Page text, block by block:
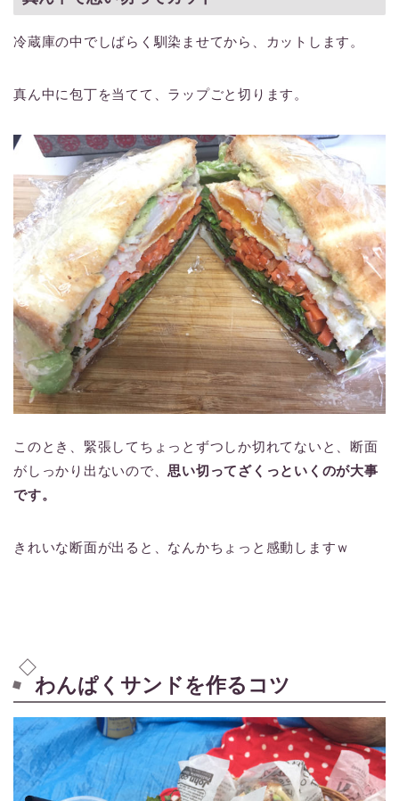
冷蔵庫の中でしばらく馴染ませてから、カットします。
真ん中に包丁を当てて、ラップごと切ります。
このとき、緊張してちょっとずつしか切れてないと、断面
がしっかり出ないので、思い切ってざくっといくのが大事
です。
きれいな断面が出ると、なんかちょっと感動しますｗ
わんぱくサンドを作るコツ